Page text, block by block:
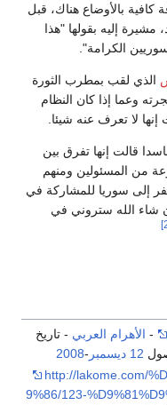
كافية بالأوضاع هناك، قبل
إليه بقولها "هذا
الكرامة".
لقب بمطرب الثورة
إذا كان النظام
تعرف عنه شيئا.
إنها تفرق بين
المسئولين ومنهم
سوريا للمشاركة في
الله ستروني في
الأهرام العربي- تاريخ
ديسمبر -
2008
http://
9%86/123-